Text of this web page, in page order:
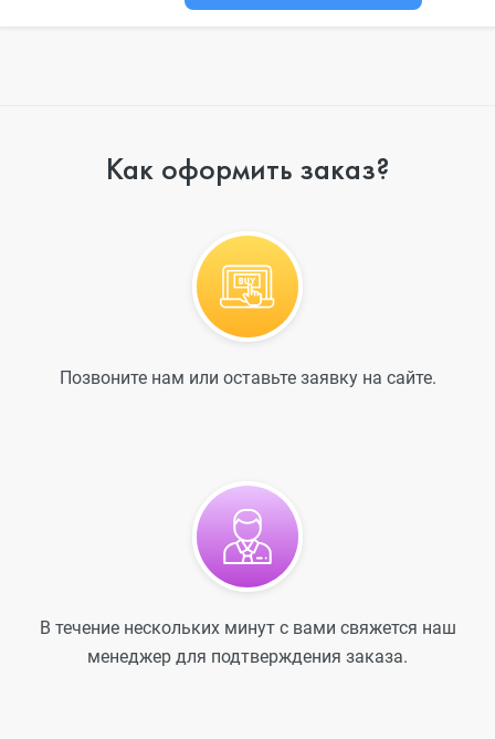
Как оформить заказ?
Позвоните нам или оставьте заявку на сайте.
В течение нескольких минут с вами свяжется наш
менеджер для подтверждения заказа.